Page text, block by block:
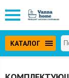
КАТАЛОГ